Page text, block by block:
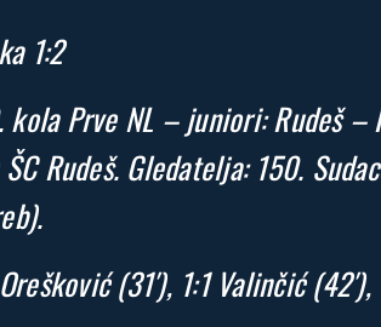
1:2
Prve NL – juniori: Rudeš –
Rudeš. Gledatelja: 150.
(31′), 1:1 Valinčić (42′),